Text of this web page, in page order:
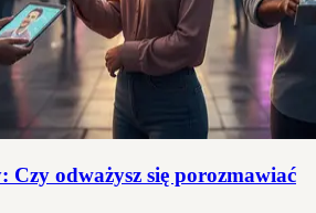
odważysz się porozmawiać